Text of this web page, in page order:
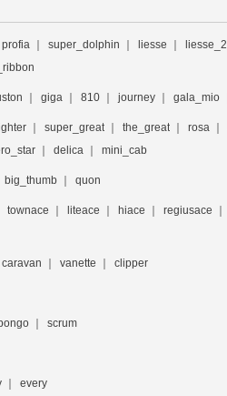
profia super_dolphin liesse liesse_2
giga 810 journey gala_mio
super_great the_great rosa
delica mini_cab
big_thumb quon
townace liteace hiace regiusace
caravan vanette clipper
scrum
every